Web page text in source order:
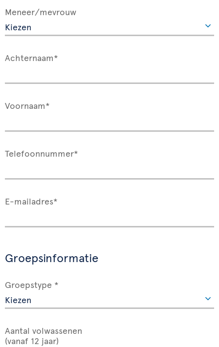
Meneer/mevrouw
Achternaam*
Voornaam*
Telefoonnummer*
E-mailadres*
Groepsinformatie
Groepstype *
Aantal volwassenen
(vanaf 12 jaar)